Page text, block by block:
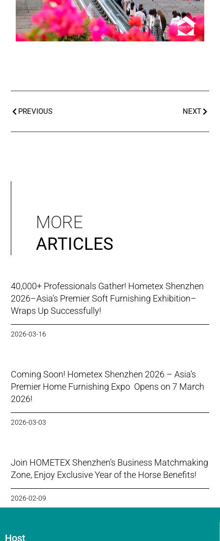
PREVIOUS NEXT
MORE
ARTICLES
40,000+ Professionals Gather! Hometex Shenzhen
2026–Asia’s Premier Soft Furnishing Exhibition–
Wraps Up Successfully!
2026-03-16
Coming Soon! Hometex Shenzhen 2026 – Asia’s
Premier Home Furnishing Expo Opens on 7 March
2026!
2026-03-03
Join HOMETEX Shenzhen’s Business Matchmaking
Zone, Enjoy Exclusive Year of the Horse Benefits!
2026-02-09
Host